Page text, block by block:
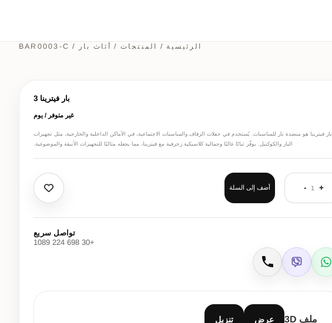
الرئيسية / المنتجات / أثاث بار / BAR0003-C
بار فيترينا 3
غير متوفر / يوم
بار فيترينا هو منضدة بار للمناسبات. يُستخدم في حفلات الزفاف والمناسبات الاجتماعية، في الأماكن الداخلية والخارجية، مثل تجهيزات
البار والكوكتيل. يوفّر ثباتًا عاليًا وجمالية كلاسيكية زخرفية مع فيترينا، مما يجعله مثاليًا للتجهيزات الأنيقة والموضوعية.
+
1
- أضف إلى السلة
تواصل سريع
+30 698 224 1089
WhatsApp
Viber اتصال
ملف 3D عرض تنزيل